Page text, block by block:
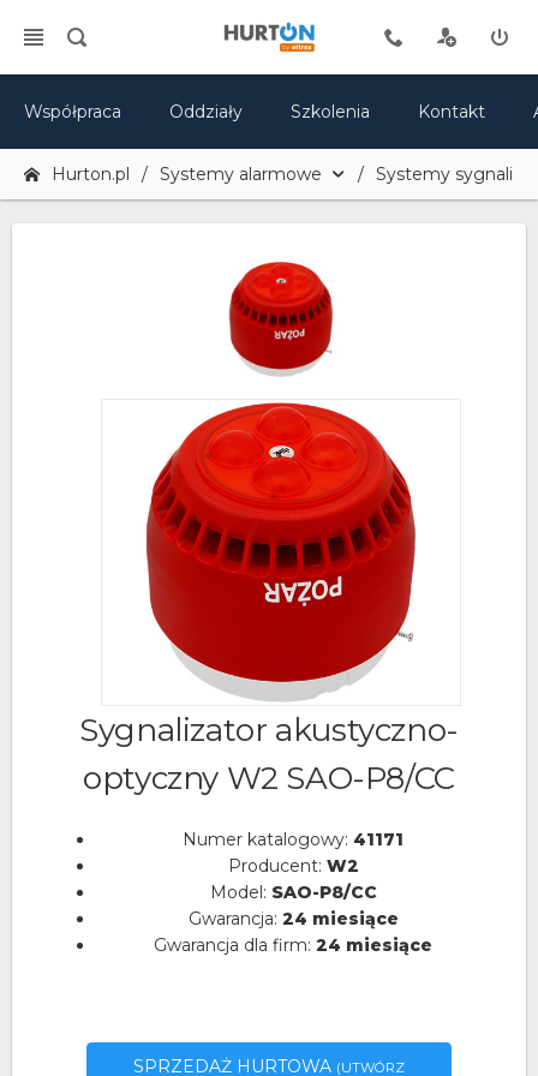
Współpraca Oddziały Szkolenia Kontakt
Hurton.pl Systemy alarmowe Systemy
Sygnalizator akustyczno-
optyczny W2 SAO-P8/CC
Numer katalogowy: 41171
Producent: W2
Model: SAO-P8/CC
Gwarancja: 24 miesiące
Gwarancja dla firm: 24 miesiące
SPRZEDAŻ HURTOWA (UTWÓRZ